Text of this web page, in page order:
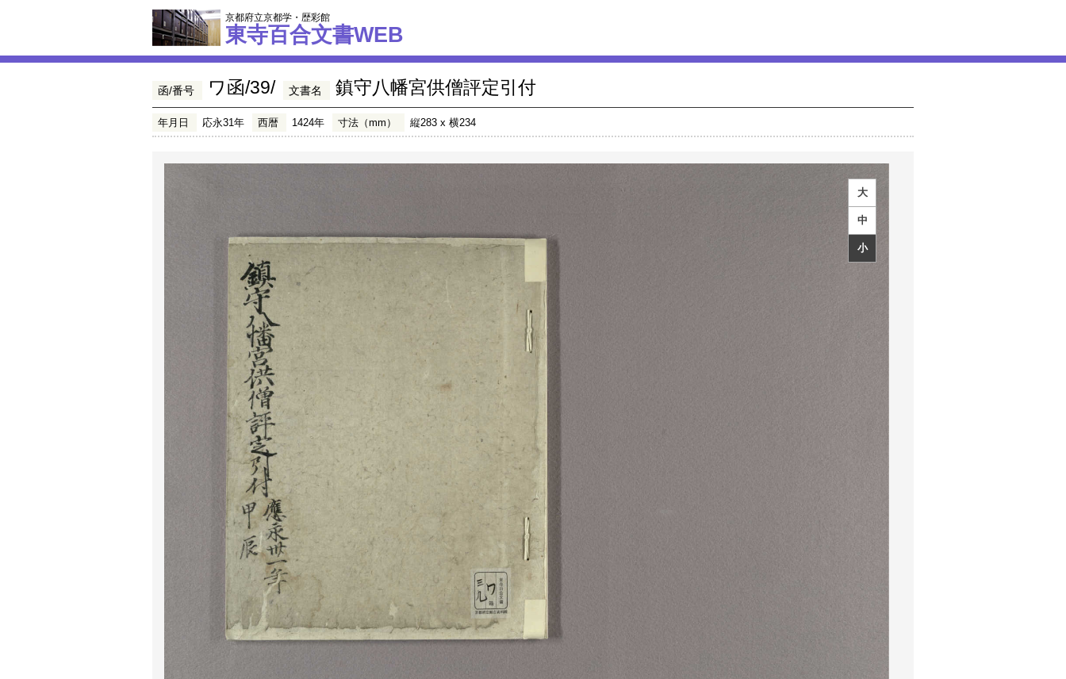
京都府立京都学・歴彩館
東寺百合文書WEB
函/番号 ワ函/39/ 文書名 鎮守八幡宮供僧評定引付
年月日 応永31年 西暦 1424年 寸法（mm） 縦283 x 横234
大
中
小